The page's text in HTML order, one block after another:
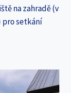
na zahradě (v
pro setkání